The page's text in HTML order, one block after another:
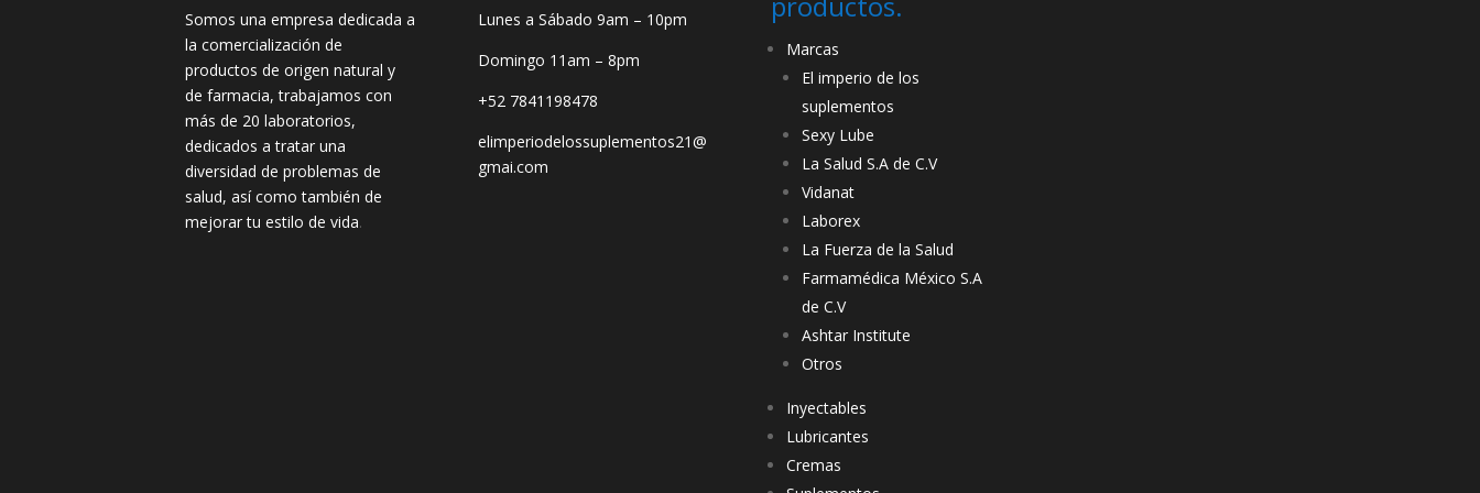
Somos una empresa dedicada a
la comercialización de
productos de origen natural y
de farmacia, trabajamos con
más de 20 laboratorios,
dedicados a tratar una
diversidad de problemas de
salud, así como también de
mejorar tu estilo de vida.
Lunes a Sábado 9am – 10pm
Domingo 11am – 8pm
+52 7841198478
elimperiodelossuplementos21@
gmai.com
Marcas
El imperio de los
suplementos
Sexy Lube
La Salud S.A de C.V
Vidanat
Laborex
La Fuerza de la Salud
Farmamédica México S.A
de C.V
Ashtar Institute
Otros
Inyectables
Lubricantes
Cremas